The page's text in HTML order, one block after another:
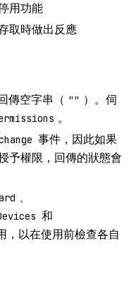
用功能
取時做出反應
傳空字串（ "" ）。伺
。
事件，因此如果
予權限，回傳的狀態會
、
和
，以在使用前檢查各自